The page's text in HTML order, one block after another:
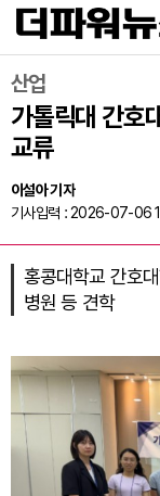
산업
가톨릭대 간호
교류
이설아 기자
기사입력 : 2026-07-06
홍콩대학교 간호
병원 등 견학